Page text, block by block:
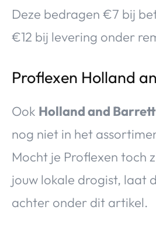
Deze bedragen €7 bij
€12 bij levering onder
Proflexen Holland
Ook Holland and Barrett
nog niet in het
Mocht je Proflexen toch
jouw lokale drogist, laat
achter onder dit artikel.